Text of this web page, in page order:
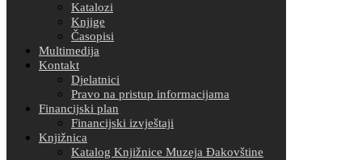
Katalozi
Knjige
Časopisi
Multimedija
Kontakt
Djelatnici
Pravo na pristup informacijama
Financijski plan
Financijski izvještaji
Knjižnica
Katalog Knjižnice Muzeja Đakovštine